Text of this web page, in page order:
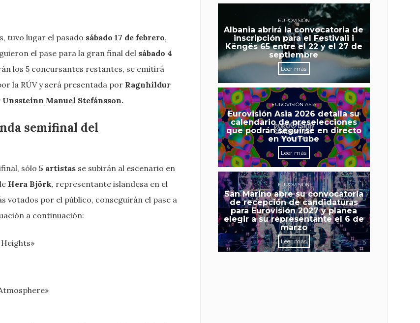
tuvo lugar el pasado sábado 17 de febrero,
el pase para la gran final del sábado 4
los 5 concursantes restantes, se emitirá
la RÚV y será presentada por Ragnhildur
Manuel Stefánsson.
semifinal del
sólo 5 artistas se subirán al escenario en
Hera Björk, representante islandesa en el
votados por el público, conseguirán el pase a
a continuación:
EUROVISIÓN
Albania abrirá la convocatoria de
inscripción para el Festivali i
Këngës 65 entre el 22 y el 27 de
septiembre
Leer más
EUROVISIÓN ASIA
Eurovisión Asia 2026 detalla su
calendario de preselecciones
que podrán seguirse en directo
en YouTube
Leer más
EUROVISIÓN
San Marino abre su convocatoria
de recepción de candidaturas
para Eurovisión 2027 y planea
elegir a su representante el 6 de
marzo
Leer más